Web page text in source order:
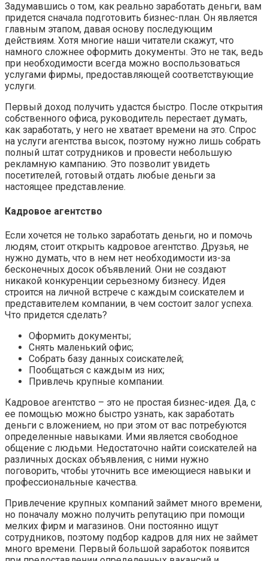
Задумавшись о том, как реально заработать деньги, вам
придется сначала подготовить бизнес-план. Он является
главным этапом, давая основу последующим
действиям. Хотя многие наши читатели скажут, что
намного сложнее оформить документы. Это не так, ведь
при необходимости всегда можно воспользоваться
услугами фирмы, предоставляющей соответствующие
услуги.
Первый доход получить удастся быстро. После открытия
собственного офиса, руководитель перестает думать,
как заработать, у него не хватает времени на это. Спрос
на услуги агентства высок, поэтому нужно лишь собрать
полный штат сотрудников и провести небольшую
рекламную кампанию. Это позволит увидеть
посетителей, готовый отдать любые деньги за
настоящее представление.
Кадровое агентство
Если хочется не только заработать деньги, но и помочь
людям, стоит открыть кадровое агентство. Друзья, не
нужно думать, что в нем нет необходимости из-за
бесконечных досок объявлений. Они не создают
никакой конкуренции серьезному бизнесу. Идея
строится на личной встрече с каждым соискателем и
представителем компании, в чем состоит залог успеха.
Что придется сделать?
Оформить документы;
Снять маленький офис;
Собрать базу данных соискателей;
Пообщаться с каждым из них;
Привлечь крупные компании.
Кадровое агентство – это не простая бизнес-идея. Да, с
ее помощью можно быстро узнать, как заработать
деньги с вложением, но при этом от вас потребуются
определенные навыками. Ими является свободное
общение с людьми. Недостаточно найти соискателей на
различных досках объявления, с ними нужно
поговорить, чтобы уточнить все имеющиеся навыки и
профессиональные качества.
Привлечение крупных компаний займет много времени,
но поначалу можно получить репутацию при помощи
мелких фирм и магазинов. Они постоянно ищут
сотрудников, поэтому подбор кадров для них не займет
много времени. Первый большой заработок появится